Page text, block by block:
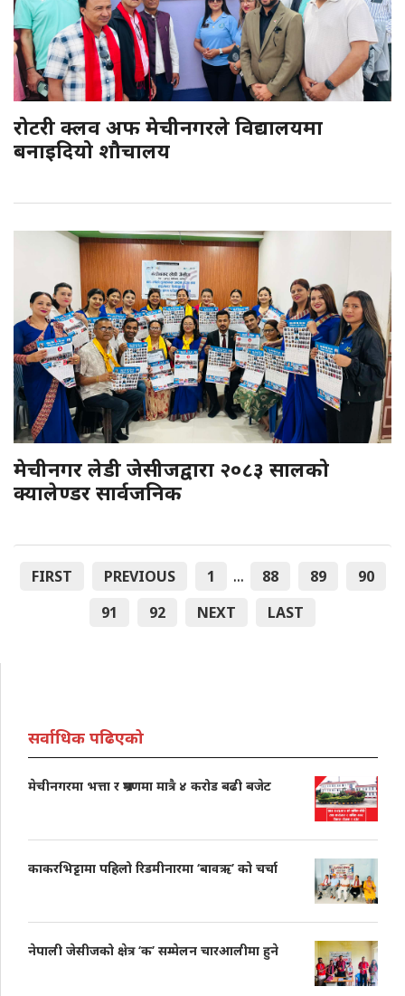
रोटरी क्लव अफ मेचीनगरले विद्यालयमा
बनाइदियो शौचालय
मेचीनगर लेडी जेसीजद्वारा २०८३ सालको
क्यालेण्डर सार्वजनिक
FIRST PREVIOUS 1 ... 88 89
90
91
92 NEXT LAST
सर्वाधिक पढिएको
मेचीनगरमा भत्ता र भ्रमणमा मात्रै ४ करोड बढी बजेट
काकरभिट्टामा पहिलो रिडमीनारमा ‘बावऋ’ को चर्चा
नेपाली जेसीजको क्षेत्र ‘क’ सम्मेलन चारआलीमा हुने